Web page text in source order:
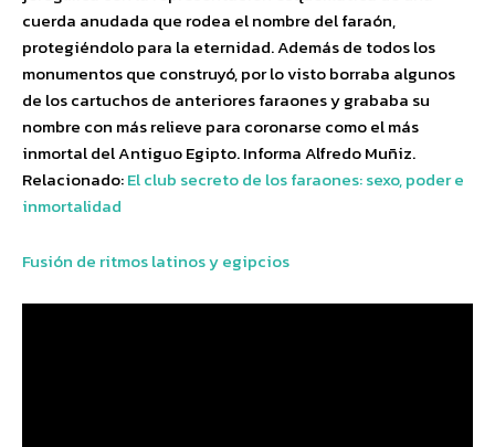
cuerda anudada que rodea el nombre del faraón,
protegiéndolo para la eternidad. Además de todos los
monumentos que construyó, por lo visto borraba algunos
de los cartuchos de anteriores faraones y grababa su
nombre con más relieve para coronarse como el más
inmortal del Antiguo Egipto. Informa Alfredo Muñiz.
Relacionado:El club secreto de los faraones: sexo, poder e
inmortalidad
Fusión de ritmos latinos y egipcios